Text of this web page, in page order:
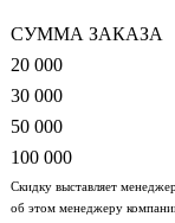
СУММА ЗАКАЗА
20 000
30 000
50 000
100 000
Скидку выставляет
об этом менеджеру